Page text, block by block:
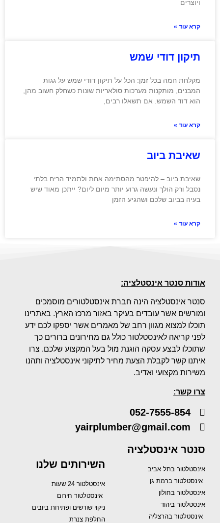
ויוצרים
קרא עוד »
תיקון דודי שמש
מקלחת חמה בכל זמן: הכל על תיקון דודי שמש על גגות
המבנים, מותקנות מערכות סולאריות שונות כשחלק חשוב מהן,
הוא דוד השמש. אם תשאלו רבים,
קרא עוד »
שאיבת ביוב
שאיבת ביוב – להיפטר מהסתימה אחת ולתמיד הריח בלתי
נסבל ורק הולך ונעשה גרוע יותר מיום ליום? ייתכן מאוד שיש
בעיה בביוב שלכם ושהגיע הזמן
קרא עוד »
אודות סנטר אינסטלציה:
סנטר אינסטלציה הינה חברת אינסטלטורים מוסמכים
ומורשים אשר עובדים בעיקר באזור מרכז הארץ. באתרינו
תוכלו למצוא מגוון רחב של מאמרים אשר יספקו לכם ידע
לפני קריאה לאינסטלטור כולל גם מחירונים ברורים כך
שתוכלו לבצע עסקה הוגנת מול בעל המקצוע שלכם. צרו
איתנו קשר לקבלת הצעת מחיר לתיקוני אינסטלציה ותהנו
משירות מקצועי ואדיב.
צרו קשר:
052-7555-854
yairplumber@gmail.com
סנטר אינסטלציה
אינסטלטור בתל אביב
אינסטלטור ברמת גן
אינסטלטור בחולון
אינסטלטור ביהוד
אינסטלטור בהרצליה
השירותים שלנו
אינסטלטור 24 שעות
אינסטלטור חירום
ניקוי שורשים ופתיחת ביובים
החלפת צנרת